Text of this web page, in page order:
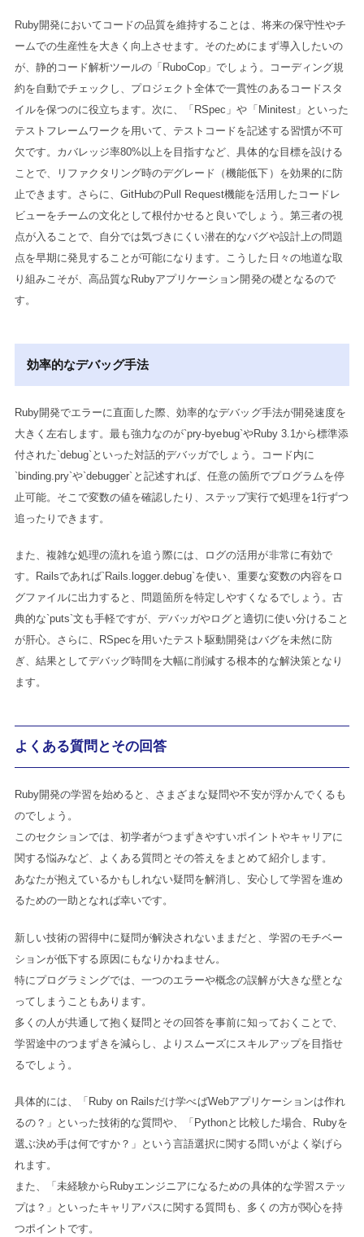
Ruby開発においてコードの品質を維持することは、将来の保守性やチ
ームでの生産性を大きく向上させます。そのためにまず導入したいの
が、静的コード解析ツールの「RuboCop」でしょう。コーディング規
約を自動でチェックし、プロジェクト全体で一貫性のあるコードスタ
イルを保つのに役立ちます。次に、「RSpec」や「Minitest」といった
テストフレームワークを用いて、テストコードを記述する習慣が不可
欠です。カバレッジ率80%以上を目指すなど、具体的な目標を設ける
ことで、リファクタリング時のデグレード（機能低下）を効果的に防
止できます。さらに、GitHubのPull Request機能を活用したコードレ
ビューをチームの文化として根付かせると良いでしょう。第三者の視
点が入ることで、自分では気づきにくい潜在的なバグや設計上の問題
点を早期に発見することが可能になります。こうした日々の地道な取
り組みこそが、高品質なRubyアプリケーション開発の礎となるので
す。
効率的なデバッグ手法
Ruby開発でエラーに直面した際、効率的なデバッグ手法が開発速度を
大きく左右します。最も強力なのが`pry-byebug`やRuby 3.1から標準添
付された`debug`といった対話的デバッガでしょう。コード内に
`binding.pry`や`debugger`と記述すれば、任意の箇所でプログラムを停
止可能。そこで変数の値を確認したり、ステップ実行で処理を1行ずつ
追ったりできます。
また、複雑な処理の流れを追う際には、ログの活用が非常に有効で
す。Railsであれば`Rails.logger.debug`を使い、重要な変数の内容をロ
グファイルに出力すると、問題箇所を特定しやすくなるでしょう。古
典的な`puts`文も手軽ですが、デバッガやログと適切に使い分けること
が肝心。さらに、RSpecを用いたテスト駆動開発はバグを未然に防
ぎ、結果としてデバッグ時間を大幅に削減する根本的な解決策となり
ます。
よくある質問とその回答
Ruby開発の学習を始めると、さまざまな疑問や不安が浮かんでくるも
のでしょう。
このセクションでは、初学者がつまずきやすいポイントやキャリアに
関する悩みなど、よくある質問とその答えをまとめて紹介します。
あなたが抱えているかもしれない疑問を解消し、安心して学習を進め
るための一助となれば幸いです。
新しい技術の習得中に疑問が解決されないままだと、学習のモチベー
ションが低下する原因にもなりかねません。
特にプログラミングでは、一つのエラーや概念の誤解が大きな壁とな
ってしまうこともあります。
多くの人が共通して抱く疑問とその回答を事前に知っておくことで、
学習途中のつまずきを減らし、よりスムーズにスキルアップを目指せ
るでしょう。
具体的には、「Ruby on Railsだけ学べばWebアプリケーションは作れ
るの？」といった技術的な質問や、「Pythonと比較した場合、Rubyを
選ぶ決め手は何ですか？」という言語選択に関する問いがよく挙げら
れます。
また、「未経験からRubyエンジニアになるための具体的な学習ステッ
プは？」といったキャリアパスに関する質問も、多くの方が関心を持
つポイントです。